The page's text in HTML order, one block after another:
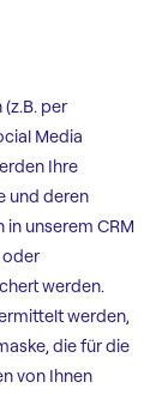
per
Media
Ihre
und deren
unserem CRM
oder
werden.
werden,
die für die
von Ihnen